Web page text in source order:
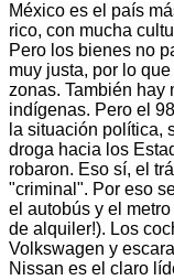
México es el país
rico, con mucha
Pero los bienes no
muy justa, por lo
zonas. También hay
indígenas. Pero el
la situación política,
droga hacia los
robaron. Eso sí, el
"criminal". Por eso
el autobús y el
de alquiler!). Los
Volkswagen y
Nissan es el claro